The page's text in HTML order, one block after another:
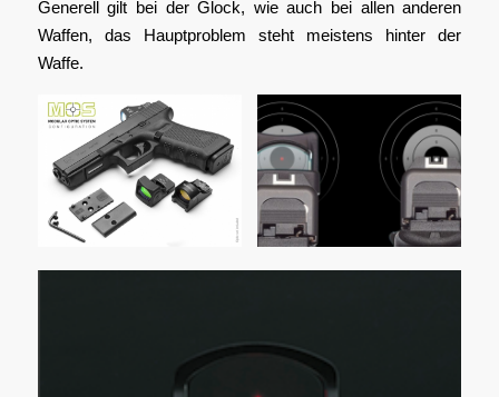
Generell gilt bei der Glock, wie auch bei allen anderen
Waffen, das Hauptproblem steht meistens hinter der
Waffe.